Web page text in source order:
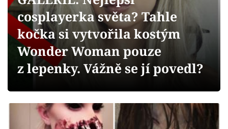
Videa
Sledujte prima+
Sledujte nás
cosplayerka světa? Tahle
kočka si vytvořila kostým
Wonder Woman pouze
z lepenky. Vážně se jí povedl?